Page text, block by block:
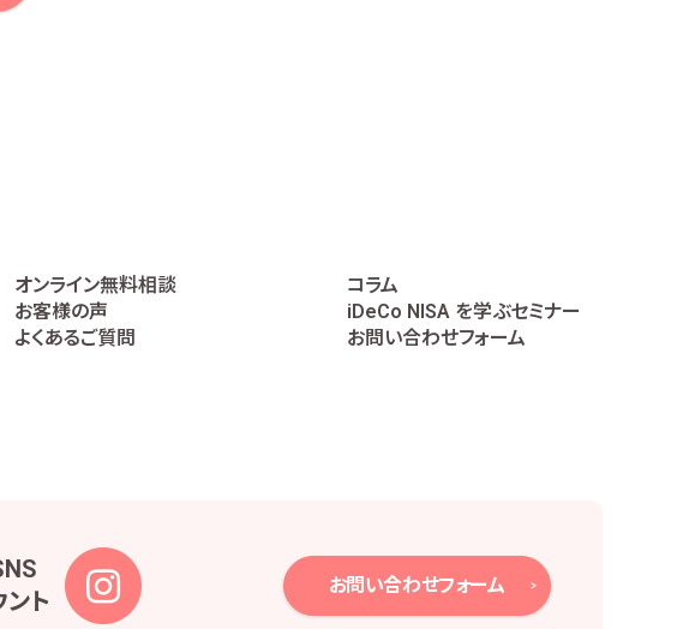
内を行うため
た当該業務を適切に遂行するため
基づく書面・記録・データの作成のため
当たっての個人情報保護方針の策定
オンライン無料相談
コラム
お客様の声
iDeCo NISA を学ぶセミナー
よくあるご質問
お問い合わせフォーム
ント
お問い合わせフォーム